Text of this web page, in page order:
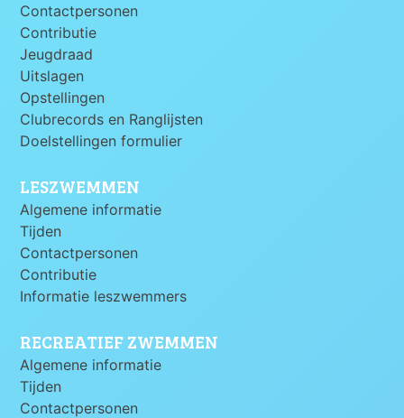
Contactpersonen
Contributie
Jeugdraad
Uitslagen
Opstellingen
Clubrecords en Ranglijsten
Doelstellingen formulier
LESZWEMMEN
Algemene informatie
Tijden
Contactpersonen
Contributie
Informatie leszwemmers
RECREATIEF ZWEMMEN
Algemene informatie
Tijden
Contactpersonen